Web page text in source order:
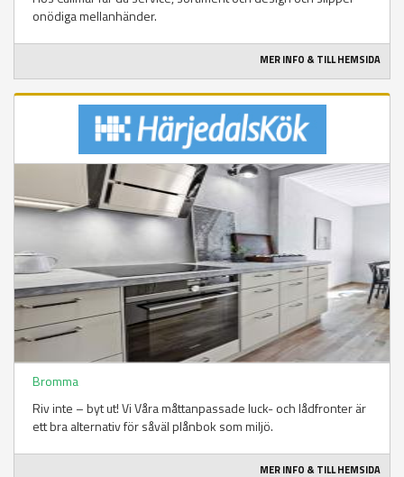
onödiga mellanhänder.
MER INFO & TILL HEMSIDA
Bromma
Riv inte – byt ut! Vi Våra måttanpassade luck- och lådfronter är
ett bra alternativ för såväl plånbok som miljö.
MER INFO & TILL HEMSIDA